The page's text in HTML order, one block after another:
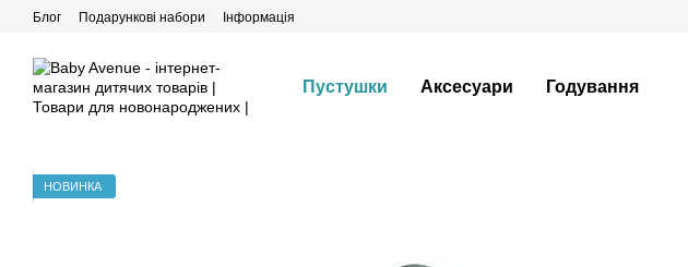
Перейти до основного контенту
Блог Подарункові набори Інформація
Пустушки Аксесуари Годування
НОВИНКА